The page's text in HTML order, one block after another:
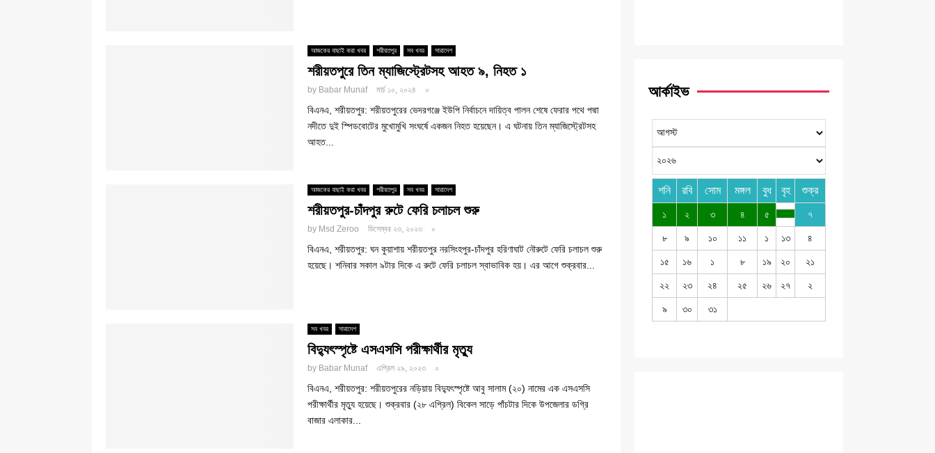
আজকের বাছাই করা খবর শরীয়তপুর সব খবর সারাদেশ
শরীয়তপুরে তিন ম্যাজিস্ট্রেটসহ আহত ৯, নিহত ১
by Babar Munaf মার্চ ১০, ২০২৪ ০
বিএনএ, শরীয়তপুর: শরীয়তপুরের ভেদরগঞ্জে ইউপি নির্বাচনে দায়িত্ব পালন শেষে ফেরার পথে পদ্মা
নদীতে দুই স্পিডবোটের মুখোমুখি সংঘর্ষে একজন নিহত হয়েছেন। এ ঘটনায় তিন ম্যাজিস্ট্রেটসহ
আহত...
আজকের বাছাই করা খবর শরীয়তপুর সব খবর সারাদেশ
শরীয়তপুর-চাঁদপুর রুটে ফেরি চলাচল শুরু
by Msd Zeroo ডিসেম্বর ২৩, ২০২৩ ০
বিএনএ, শরীয়তপুর: ঘন কুয়াশায় শরীয়তপুর নরসিংহপুর-চাঁদপুর হরিণাঘাট নৌরুটে ফেরি চলাচল শুরু
হয়েছে। শনিবার সকাল ৯টার দিকে এ রুটে ফেরি চলাচল স্বাভাবিক হয়। এর আগে শুক্রবার...
সব খবর সারাদেশ
বিদ্যুৎস্পৃষ্টে এসএসসি পরীক্ষার্থীর মৃত্যু
by Babar Munaf এপ্রিল ২৯, ২০২৩ ০
বিএনএ, শরীয়তপুর: শরীয়তপুরের নড়িয়ায় বিদ্যুৎস্পৃষ্টে আবু সালাম (২০) নামের এক এসএসসি
পরীক্ষার্থীর মৃত্যু হয়েছে। শুক্রবার (২৮ এপ্রিল) বিকেল সাড়ে পাঁচটার দিকে উপজেলার ডগ্রি
বাজার এলাকার...
আর্কাইভ
শনি রবি সোম মঙ্গল বুধ বৃহ শুক্র
১ ২ ৩ ৪ ৫ ৭
৮ ৯ ১০ ১১ ১ ১৩ ৪
১৫ ১৬ ১ ৮ ১৯ ২০ ২১
২২ ২৩ ২৪ ২৫ ২৬ ২৭ ২
৯ ৩০ ৩১